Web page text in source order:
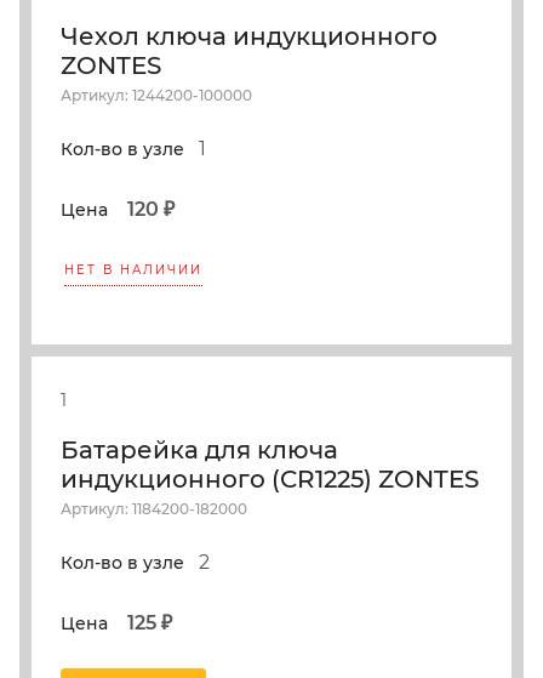
Чехол ключа индукционного
ZONTES
Артикул: 1244200-100000
Кол-во в узле 1
Цена 120 ₽
НЕТ В НАЛИЧИИ
1
Батарейка для ключа
индукционного (CR1225) ZONTES
Артикул: 1184200-182000
Кол-во в узле 2
Цена 125 ₽